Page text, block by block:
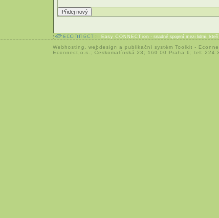
Easy CONNECTion - snadné spojení mezi lidmi,
Webhosting webdesign a publikační systém Toolkit -
Econnect,o.s.; Českomalínská 23; 160 00 Praha 6; tel: 224